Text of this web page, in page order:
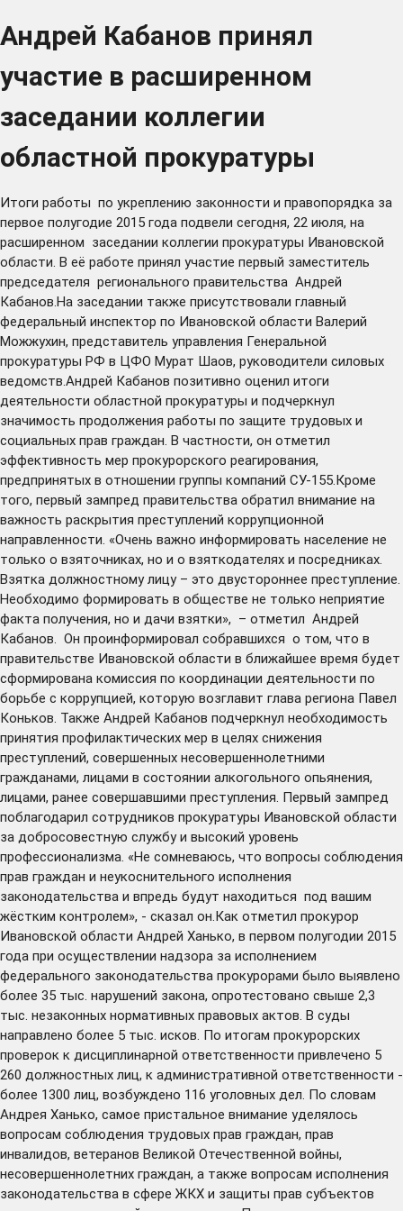
Андрей Кабанов принял
участие в расширенном
заседании коллегии
областной прокуратуры
Итоги работы по укреплению законности и правопорядка за
первое полугодие 2015 года подвели сегодня, 22 июля, на
расширенном заседании коллегии прокуратуры Ивановской
области. В её работе принял участие первый заместитель
председателя регионального правительства Андрей
Кабанов.На заседании также присутствовали главный
федеральный инспектор по Ивановской области Валерий
Можжухин, представитель управления Генеральной
прокуратуры РФ в ЦФО Мурат Шаов, руководители силовых
ведомств.Андрей Кабанов позитивно оценил итоги
деятельности областной прокуратуры и подчеркнул
значимость продолжения работы по защите трудовых и
социальных прав граждан. В частности, он отметил
эффективность мер прокурорского реагирования,
предпринятых в отношении группы компаний СУ-155.Кроме
того, первый зампред правительства обратил внимание на
важность раскрытия преступлений коррупционной
направленности. «Очень важно информировать население не
только о взяточниках, но и о взяткодателях и посредниках.
Взятка должностному лицу – это двустороннее преступление.
Необходимо формировать в обществе не только неприятие
факта получения, но и дачи взятки», – отметил Андрей
Кабанов. Он проинформировал собравшихся о том, что в
правительстве Ивановской области в ближайшее время будет
сформирована комиссия по координации деятельности по
борьбе с коррупцией, которую возглавит глава региона Павел
Коньков. Также Андрей Кабанов подчеркнул необходимость
принятия профилактических мер в целях снижения
преступлений, совершенных несовершеннолетними
гражданами, лицами в состоянии алкогольного опьянения,
лицами, ранее совершавшими преступления. Первый зампред
поблагодарил сотрудников прокуратуры Ивановской области
за добросовестную службу и высокий уровень
профессионализма. «Не сомневаюсь, что вопросы соблюдения
прав граждан и неукоснительного исполнения
законодательства и впредь будут находиться под вашим
жёстким контролем», - сказал он.Как отметил прокурор
Ивановской области Андрей Ханько, в первом полугодии 2015
года при осуществлении надзора за исполнением
федерального законодательства прокурорами было выявлено
более 35 тыс. нарушений закона, опротестовано свыше 2,3
тыс. незаконных нормативных правовых актов. В суды
направлено более 5 тыс. исков. По итогам прокурорских
проверок к дисциплинарной ответственности привлечено 5
260 должностных лиц, к административной ответственности -
более 1300 лиц, возбуждено 116 уголовных дел. По словам
Андрея Ханько, самое пристальное внимание уделялось
вопросам соблюдения трудовых прав граждан, прав
инвалидов, ветеранов Великой Отечественной войны,
несовершеннолетних граждан, а также вопросам исполнения
законодательства в сфере ЖКХ и защиты прав субъектов